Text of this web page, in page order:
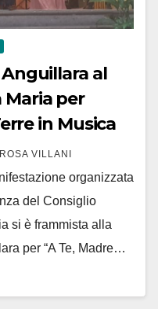
al
per
in Musica
VILLANI
organizzata
del Consiglio
si è frammista alla
per “A Te, Madre…